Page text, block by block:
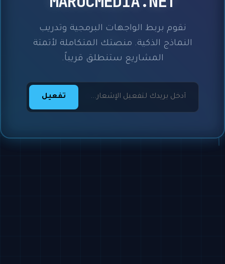
نقوم بربط الواجهات البرمجية وتدريب
النماذج الذكية. منصتك المتكاملة لأتمتة
المشاريع ستنطلق قريباً.
تفعيل